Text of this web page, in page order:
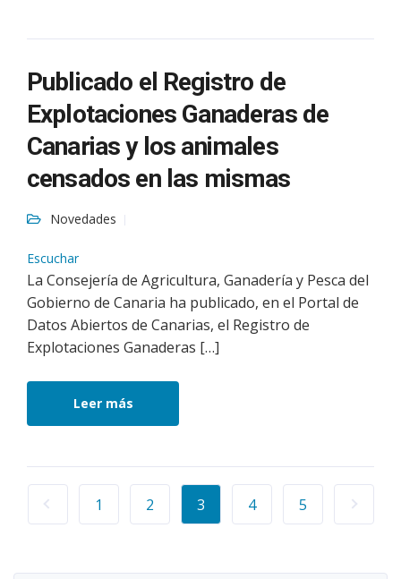
Publicado el Registro de
Explotaciones Ganaderas de
Canarias y los animales
censados en las mismas
Novedades
Escuchar
La Consejería de Agricultura, Ganadería y Pesca del
Gobierno de Canaria ha publicado, en el Portal de
Datos Abiertos de Canarias, el Registro de
Explotaciones Ganaderas […]
Leer más
1 2 3 4 5